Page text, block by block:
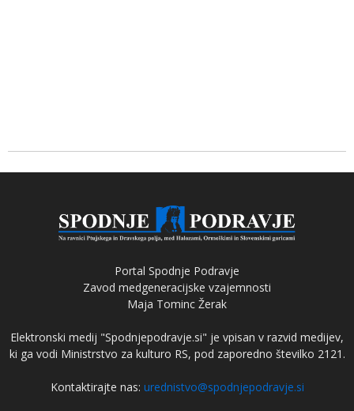
Portal Spodnje Podravje
Zavod medgeneracijske vzajemnosti
Maja Tominc Žerak
Elektronski medij "Spodnjepodravje.si" je vpisan v razvid medijev,
ki ga vodi Ministrstvo za kulturo RS, pod zaporedno številko 2121.
Kontaktirajte nas: urednistvo@spodnjepodravje.si